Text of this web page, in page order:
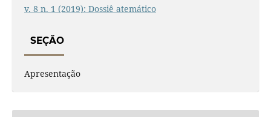
v. 8 n. 1 (2019): Dossiê atemático
SEÇÃO
Apresentação